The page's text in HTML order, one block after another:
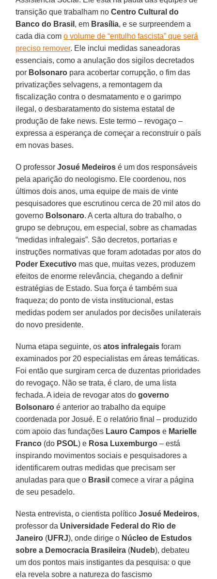
transição que trabalham noCentro Cultural do
Banco do Brasil , em Brasília, e se surpreendem a
cada dia como volume de “entulho fascista” que será
preciso remover. Ele inclui medidas saneadoras
essenciais, como a anulação dos sigilos decretados
por Bolsonaro para acobertar corrupção, o fim das
privatizações selvagens, a remontagem da
fiscalização contra o desmatamento e o garimpo
ilegal, o desbaratamento do sistema estatal de
produção de fake news. Este termo – revogaço –
expressa a esperança de começar a reconstruir o país
em novas bases.
O professorJosué Medeiros é um dos responsáveis
pela aparição do neologismo. Ele coordenou, nos
últimos dois anos, uma equipe de mais de vinte
pesquisadores que escrutinou cerca de 20 mil atos do
governo Bolsonaro. A certa altura do trabalho, o
grupo se debruçou, em especial, sobre as chamadas
“medidas infralegais”. São decretos, portarias e
instruções normativas que foram adotadas por atos do
Poder Executivo mas que, muitas vezes, produzem
efeitos de enorme relevância, chegando a definir
estratégias de Estado. Sua força é também sua
fraqueza; do ponto de vista institucional, estas
medidas podem ser anulados por decisões unilaterais
do novo presidente.
Numa etapa seguinte, osatos infralegais foram
examinados por 20 especialistas em áreas temáticas.
Foi então que surgiram cerca de duzentas prioridades
do revogaço. Não se trata, é claro, de uma lista
fechada. A ideia de revogar atos dogoverno
Bolsonaro é anterior ao trabalho da equipe
coordenada por Josué. E o relatório final – produzido
com apoio das fundações Lauro Campos e Marielle
Franco (do PSOL) e Rosa Luxemburgo – está
inspirando movimentos sociais e pesquisadores a
identificarem outras medidas que precisam ser
anuladas para que o Brasil comece a virar a página
de seu pesadelo.
Nesta entrevista, o cientista políticoJosué Medeiros,
professor da Universidade Federal do Rio de
Janeiro (UFRJ), onde dirige o Núcleo de Estudos
sobre a Democracia Brasileira (Nudeb), debateu
um dos pontos mais instigantes da pesquisa: o que
ela revela sobre a natureza do fascismo